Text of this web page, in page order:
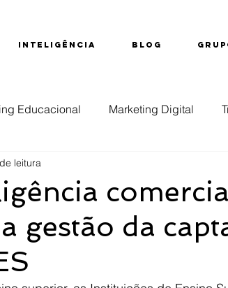
INTELIGÊNCIA BLOG
Educacional Marketing Digital
Superior
gestão da
leitura